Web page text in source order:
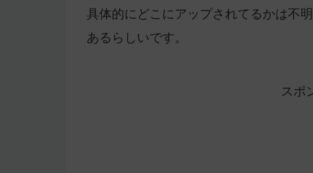
具体的にどこにアップされてるかは不
あるらしいです。
スポ